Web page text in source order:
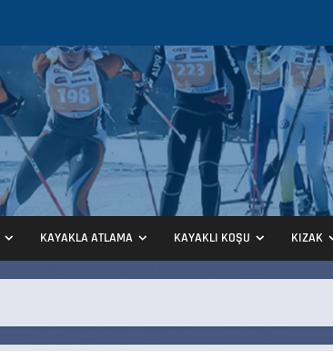
KAYAKLA ATLAMA KAYAKLI KOŞU KIZAK